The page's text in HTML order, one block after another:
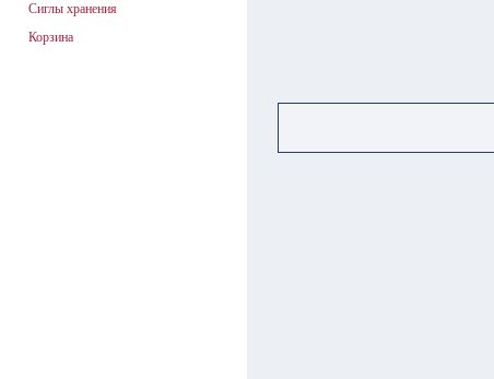
Сиглы хранения
Корзина